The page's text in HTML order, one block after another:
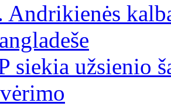
Andrikienės
siekia užsienio